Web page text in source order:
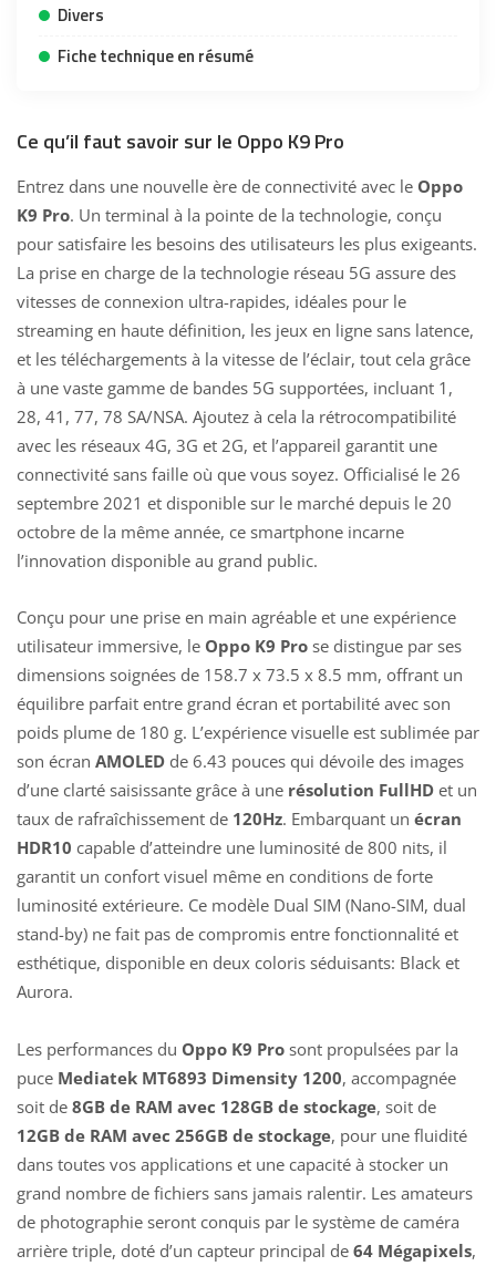
Divers
Fiche technique en résumé
Ce qu’il faut savoir sur le Oppo K9 Pro
Entrez dans une nouvelle ère de connectivité avec le Oppo
K9 Pro. Un terminal à la pointe de la technologie, conçu
pour satisfaire les besoins des utilisateurs les plus exigeants.
La prise en charge de la technologie réseau 5G assure des
vitesses de connexion ultra-rapides, idéales pour le
streaming en haute définition, les jeux en ligne sans latence,
et les téléchargements à la vitesse de l’éclair, tout cela grâce
à une vaste gamme de bandes 5G supportées, incluant 1,
28, 41, 77, 78 SA/NSA. Ajoutez à cela la rétrocompatibilité
avec les réseaux 4G, 3G et 2G, et l’appareil garantit une
connectivité sans faille où que vous soyez. Officialisé le 26
septembre 2021 et disponible sur le marché depuis le 20
octobre de la même année, ce smartphone incarne
l’innovation disponible au grand public.
Conçu pour une prise en main agréable et une expérience
utilisateur immersive, le Oppo K9 Pro se distingue par ses
dimensions soignées de 158.7 x 73.5 x 8.5 mm, offrant un
équilibre parfait entre grand écran et portabilité avec son
poids plume de 180 g. L’expérience visuelle est sublimée par
son écran AMOLED de 6.43 pouces qui dévoile des images
d’une clarté saisissante grâce à une résolution FullHD et un
taux de rafraîchissement de 120Hz. Embarquant un écran
HDR10 capable d’atteindre une luminosité de 800 nits, il
garantit un confort visuel même en conditions de forte
luminosité extérieure. Ce modèle Dual SIM (Nano-SIM, dual
stand-by) ne fait pas de compromis entre fonctionnalité et
esthétique, disponible en deux coloris séduisants: Black et
Aurora.
Les performances du Oppo K9 Pro sont propulsées par la
puce Mediatek MT6893 Dimensity 1200, accompagnée
soit de 8GB de RAM avec 128GB de stockage, soit de
12GB de RAM avec 256GB de stockage, pour une fluidité
dans toutes vos applications et une capacité à stocker un
grand nombre de fichiers sans jamais ralentir. Les amateurs
de photographie seront conquis par le système de caméra
arrière triple, doté d’un capteur principal de 64 Mégapixels,